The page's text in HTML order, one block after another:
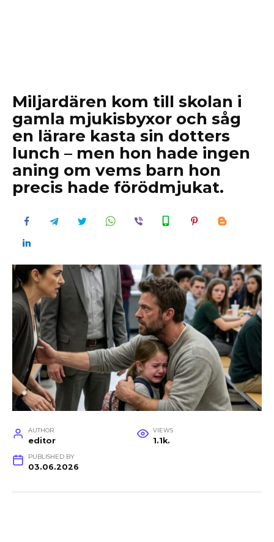
Miljardären kom till skolan i
gamla mjukisbyxor och såg
en lärare kasta sin dotters
lunch – men hon hade ingen
aning om vems barn hon
precis hade förödmjukat.
AUTHOR
editor
VIEWS
1.1k.
PUBLISHED BY
03.06.2026